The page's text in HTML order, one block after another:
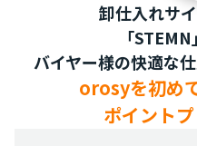
卸仕入れサ
「
バイヤー様の快適な
orosyを初め
ポイント